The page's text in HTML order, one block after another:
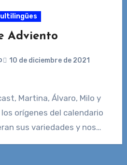
Adviento
10 de diciembre de 2021
Martina, Álvaro, Milo y
orígenes del calendario
sus variedades y nos…